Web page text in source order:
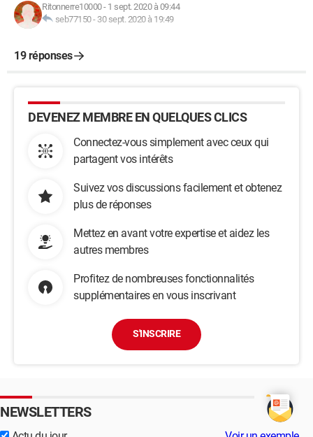
Ritonnerre10000- 1 sept. 2020 à 09:44
seb77150- 30 sept. 2020 à 19:49
19 réponses
DEVENEZ MEMBRE EN QUELQUES CLICS
Connectez-vous simplement avec ceux qui
partagent vos intérêts
Suivez vos discussions facilement et obtenez
plus de réponses
Mettez en avant votre expertise et aidez les
autres membres
Profitez de nombreuses fonctionnalités
supplémentaires en vous inscrivant
S'INSCRIRE
NEWSLETTERS